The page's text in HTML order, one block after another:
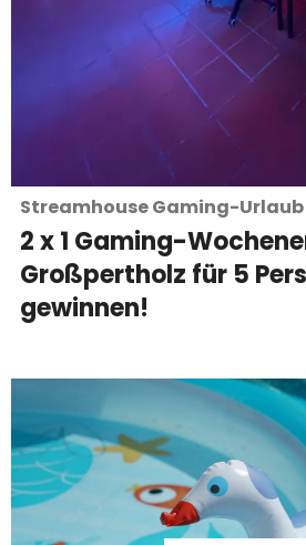
Streamhouse Gaming-Urlaub
2 x 1 Gaming-
Großpertholz für 5
gewinnen!